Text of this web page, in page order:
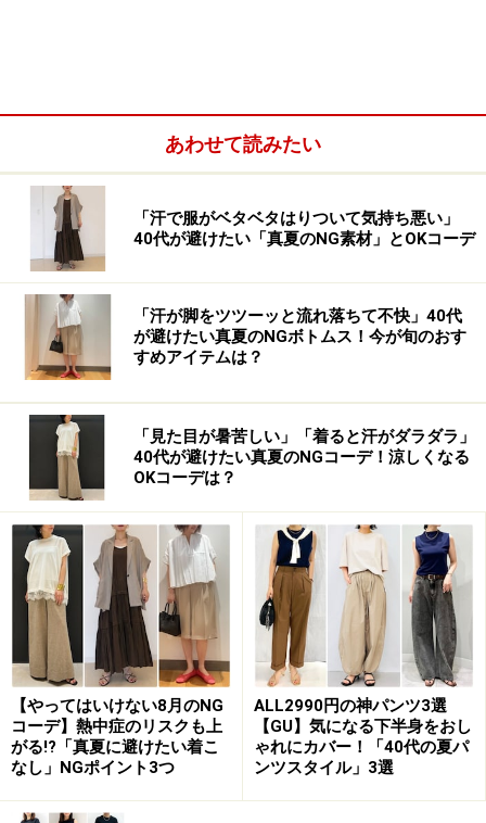
15年春夏はオリーブグリーンを多用して、ミリタリーム
ードを漂わせたルックを打ち出しました。ポンチョやア
ノラックなどの、カラーリッチなレインアウターは雨の
日が待ち遠しくなるよう。世界的なトレンドになってい
る、スポーティーエレガンスの装いとしても魅力的に映
ります。もちろん「ハンター」の代名詞とも言えるブー
ツが着こなしの軸になっているルックも提案されてい
て、雨の日コーディネートのお手本のような着映えに仕
上がっています。
次のページでは、HUNTERのジャケットスタイル！
※記事内容は執筆時点のものです。最新の内容をご確認くださ
次のページへ
あわせて読みたい
「汗で服がベタベタはりついて気持ち悪い」
40代が避けたい「真夏のNG素材」とOKコーデ
「汗が脚をツツーッと流れ落ちて不快」40代
が避けたい真夏のNGボトムス！今が旬のおす
すめアイテムは？
「見た目が暑苦しい」「着ると汗がダラダラ」
40代が避けたい真夏のNGコーデ！涼しくなる
OKコーデは？
【やってはいけない8月のNG
コーデ】熱中症のリスクも上
がる!?「真夏に避けたい着こ
なし」NGポイント3つ
ALL2990円の神パンツ3選
【GU】気になる下半身をおし
ゃれにカバー！「40代の夏パ
ンツスタイル」3選